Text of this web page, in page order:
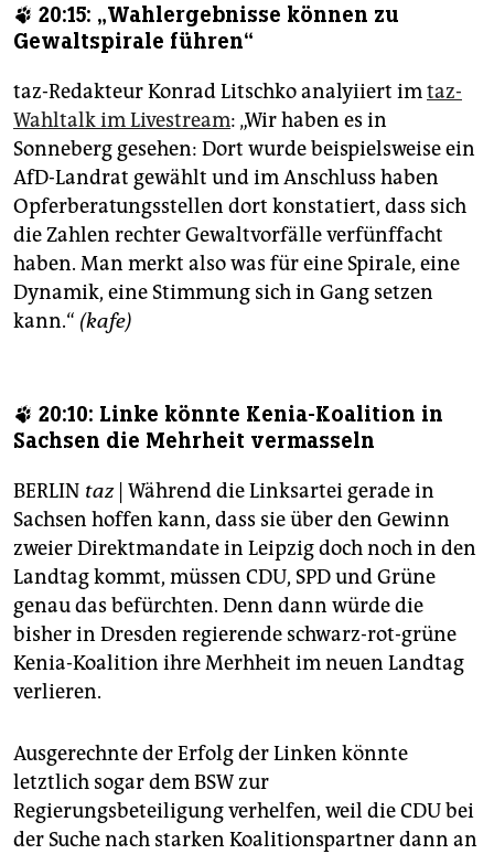
🐾 20:15: „Wahlergebnisse können zu
Gewaltspirale führen“
taz-Redakteur Konrad Litschko analyiiert imtaz-
Wahltalk im Livestream: „Wir haben es in
Sonneberg gesehen: Dort wurde beispielsweise ein
AfD-Landrat gewählt und im Anschluss haben
Opferberatungsstellen dort konstatiert, dass sich
die Zahlen rechter Gewaltvorfälle verfünffacht
haben. Man merkt also was für eine Spirale, eine
Dynamik, eine Stimmung sich in Gang setzen
kann.“ (kafe)
🐾 20:10: Linke könnte Kenia-Koalition in
Sachsen die Mehrheit vermasseln
BERLIN taz| Während die Linksartei gerade in
Sachsen hoffen kann, dass sie über den Gewinn
zweier Direktmandate in Leipzig doch noch in den
Landtag kommt, müssen CDU, SPD und Grüne
genau das befürchten. Denn dann würde die
bisher in Dresden regierende schwarz-rot-grüne
Kenia-Koalition ihre Merhheit im neuen Landtag
verlieren.
Ausgerechnte der Erfolg der Linken könnte
letztlich sogar dem BSW zur
Regierungsbeteiligung verhelfen, weil die CDU bei
der Suche nach starken Koalitionspartner dann an